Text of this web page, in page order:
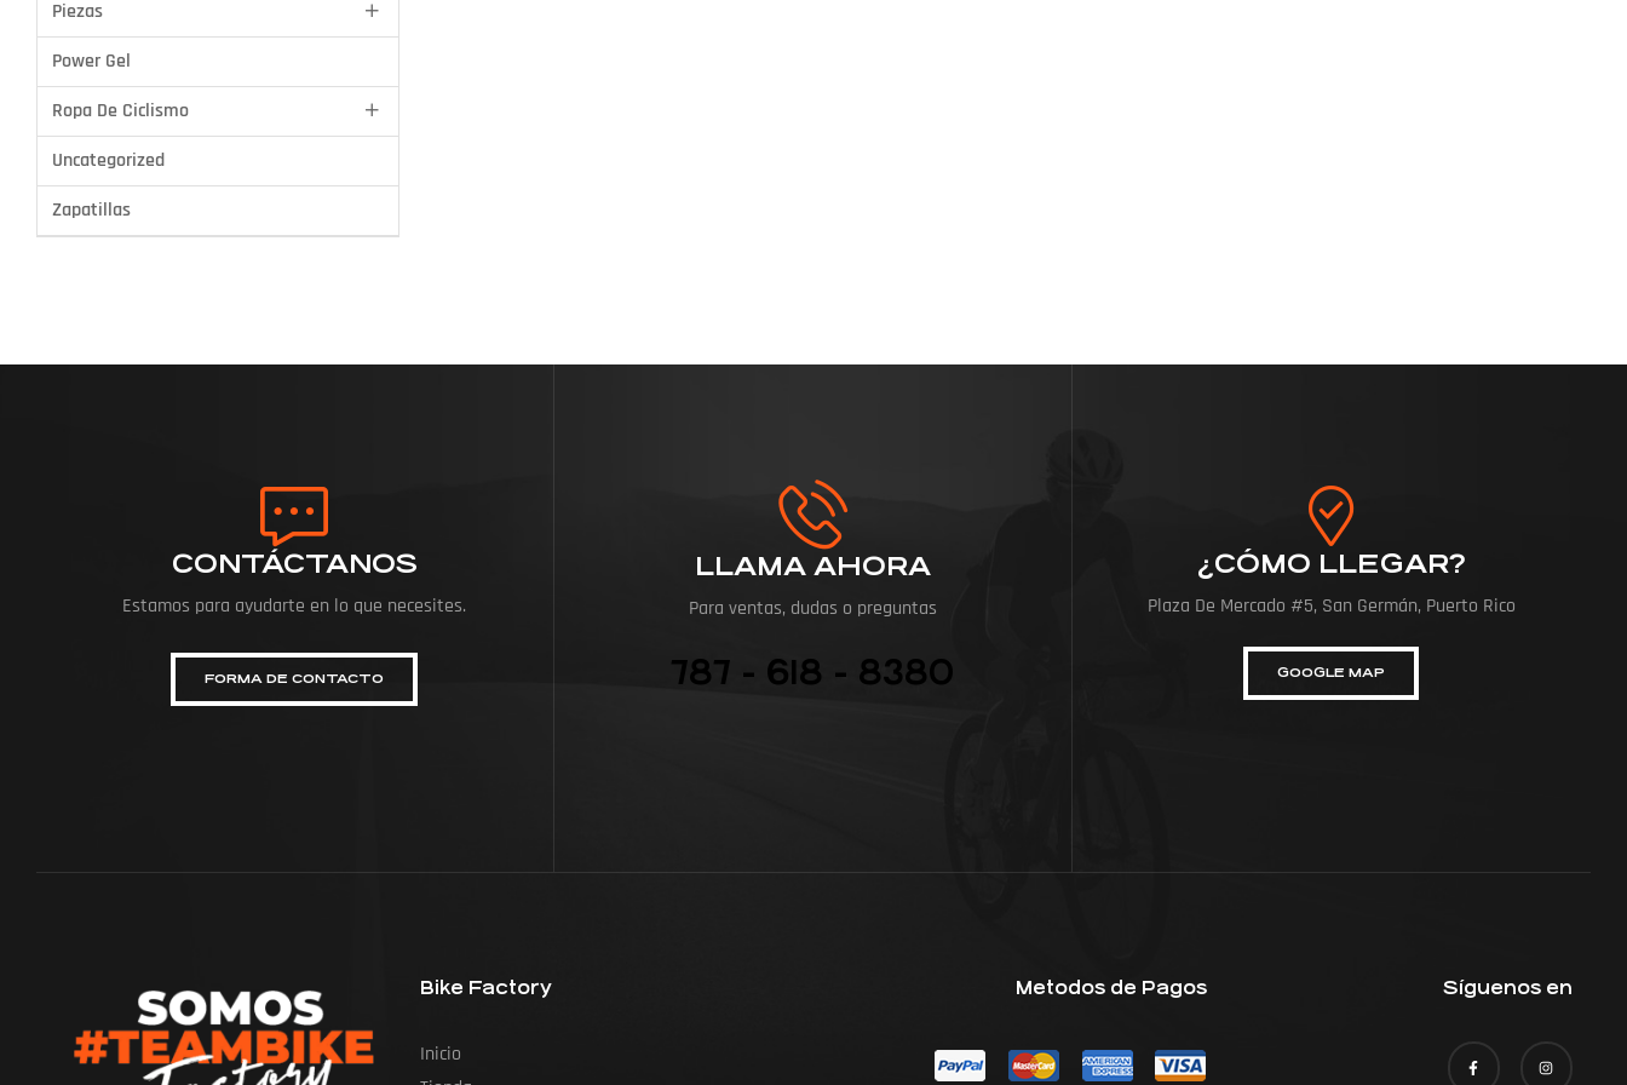
Piezas
Power Gel
Ropa De Ciclismo
Uncategorized
Zapatillas
CONTÁCTANOS
Estamos para ayudarte en lo que necesites.
FORMA DE CONTACTO
LLAMA AHORA
Para ventas, dudas o preguntas
787 - 618 - 8380
¿CÓMO LLEGAR?
Plaza De Mercado #5, San Germán, Puerto Rico
GOOGLE MAP
Bike Factory
Inicio
Metodos de Pagos Síguenos en